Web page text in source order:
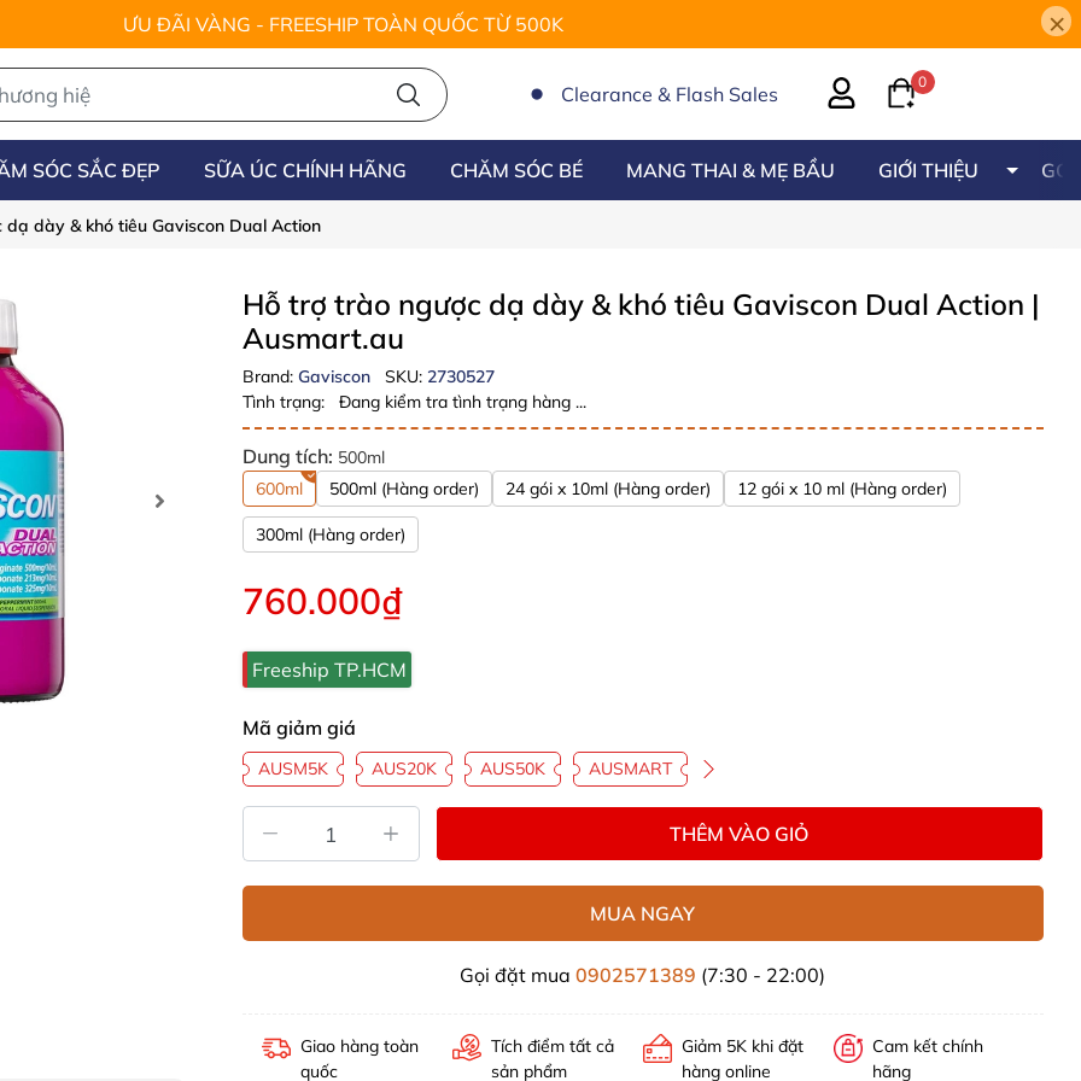
ƯU ĐÃI VÀNG - FREESHIP TOÀN QUỐC TỪ 500K ×
Clearance & Flash Sales
0
SÓC SẮC ĐẸP SỮA ÚC CHÍNH HÃNG CHĂM SÓC BÉ MANG THAI & MẸ BẦU GIỚI THIỆU
dạ dày & khó tiêu Gaviscon Dual Action
Hỗ trợ trào ngược dạ dày & khó tiêu Gaviscon Dual Action |
Ausmart.au
Brand: Gaviscon SKU: 2730527
Tình trạng:
Đang kiểm tra tình trạng hàng ...
Dung tích: 500ml
600ml
500ml (Hàng order) 24 gói x 10ml (Hàng order) 12 gói x 10 ml (Hàng order)
300ml (Hàng order)
760.000₫
Freeship TP.HCM
Mã giảm giá
AUSM5K AUS20K AUS50K AUSMART
THÊM VÀO GIỎ
MUA NGAY
Gọi đặt mua0902571389 (7:30 - 22:00)
Giao hàng toàn
quốc
Tích điểm tất cả
sản phẩm
Giảm 5K khi đặt
hàng online
Cam kết chính
hãng